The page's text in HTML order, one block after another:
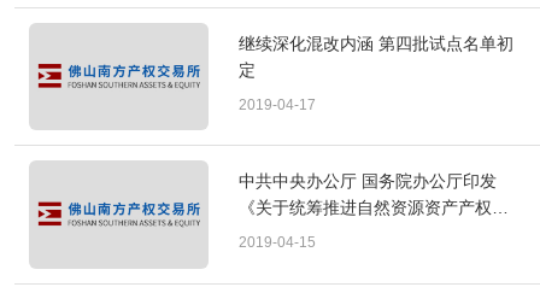
继续深化混改内涵 第四批试点名单初
定
2019-04-17
中共中央办公厅 国务院办公厅印发
《关于统筹推进自然资源资产产权制
度改革的指导意见》
2019-04-15